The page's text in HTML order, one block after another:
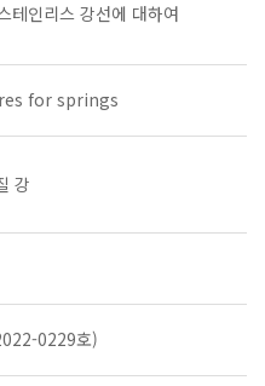
테인리스 강선에 대하여
for springs
강
0229호)